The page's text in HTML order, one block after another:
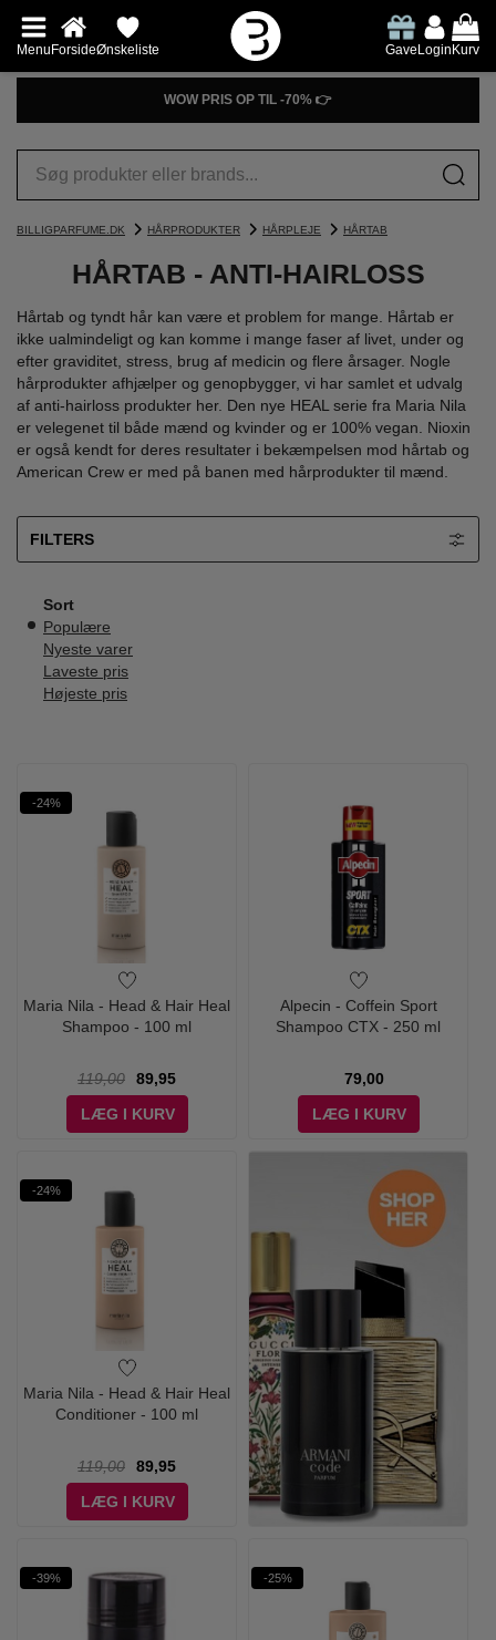
MenuForsideØnskeliste GaveLoginKurv
PRØV DUFTGUIDEN👉
BILLIGPARFUME.DK HÅRPRODUKTER HÅRPLEJE HÅRTAB
HÅRTAB - ANTI-HAIRLOSS
Hårtab og tyndt hår kan være et problem for mange. Hårtab er
ikke ualmindeligt og kan komme i mange faser af livet, under og
efter graviditet, stress, brug af medicin og flere årsager. Nogle
hårprodukter afhjælper og genopbygger, vi har samlet et udvalg
af anti-hairloss produkter her. Den nye HEAL serie fra Maria Nila
er velegenet til både mænd og kvinder og er 100% vegan. Nioxin
er også kendt for deres resultater i bekæmpelsen mod hårtab og
American Crew er med på banen med hårprodukter til mænd.
FILTERS
Sort
Populære
Nyeste varer
Laveste pris
Højeste pris
-24%
Maria Nila - Head & Hair Heal
Shampoo - 100 ml
119,00
89,95
LÆG I KURV
Alpecin - Coffein Sport
Shampoo CTX - 250 ml
79,00
LÆG I KURV
-24%
Maria Nila - Head & Hair Heal
Conditioner - 100 ml
119,00
89,95
LÆG I KURV
-39% -25%